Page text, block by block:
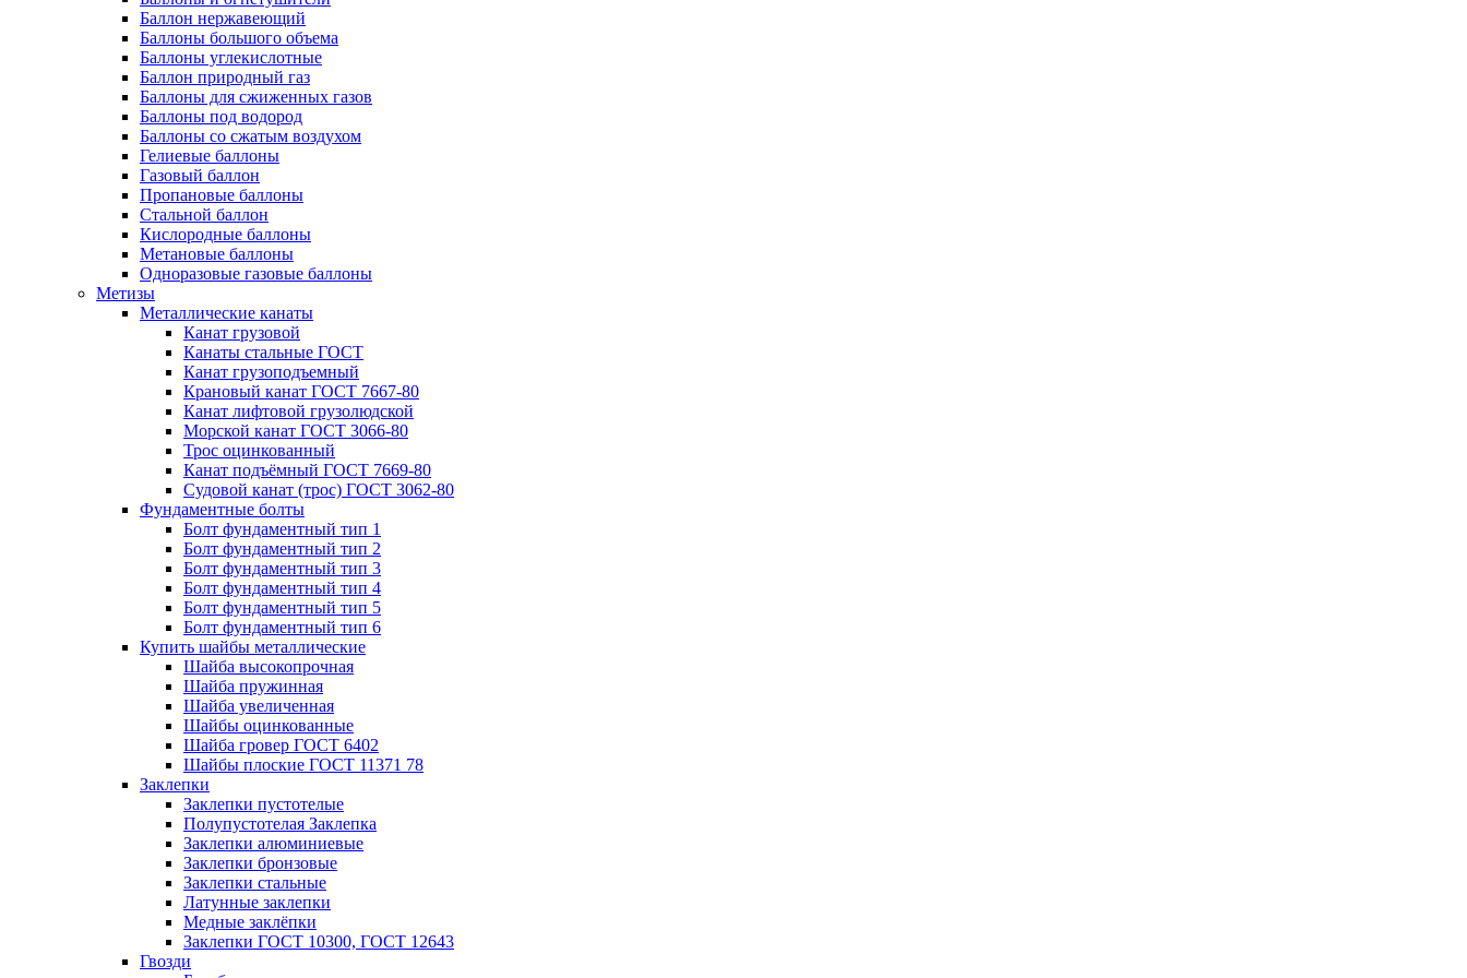
Баллон нержавеющий
Баллоны большого объема
Баллоны углекислотные
Баллон природный газ
Баллоны для сжиженных газов
Баллоны под водород
Баллоны со сжатым воздухом
Гелиевые баллоны
Газовый баллон
Пропановые баллоны
Стальной баллон
Кислородные баллоны
Метановые баллоны
Одноразовые газовые баллоны
Метизы
Металлические канаты
Канат грузовой
Канаты стальные ГОСТ
Канат грузоподъемный
Крановый канат ГОСТ 7667-80
Канат лифтовой грузолюдской
Морской канат ГОСТ 3066-80
Трос оцинкованный
Канат подъёмный ГОСТ 7669-80
Судовой канат (трос) ГОСТ 3062-80
Фундаментные болты
Болт фундаментный тип 1
Болт фундаментный тип 2
Болт фундаментный тип 3
Болт фундаментный тип 4
Болт фундаментный тип 5
Болт фундаментный тип 6
Купить шайбы металлические
Шайба высокопрочная
Шайба пружинная
Шайба увеличенная
Шайбы оцинкованные
Шайба гровер ГОСТ 6402
Шайбы плоские ГОСТ 11371 78
Заклепки
Заклепки пустотелые
Полупустотелая Заклепка
Заклепки алюминиевые
Заклепки бронзовые
Заклепки стальные
Латунные заклепки
Медные заклёпки
Заклепки ГОСТ 10300, ГОСТ 12643
Гвозди